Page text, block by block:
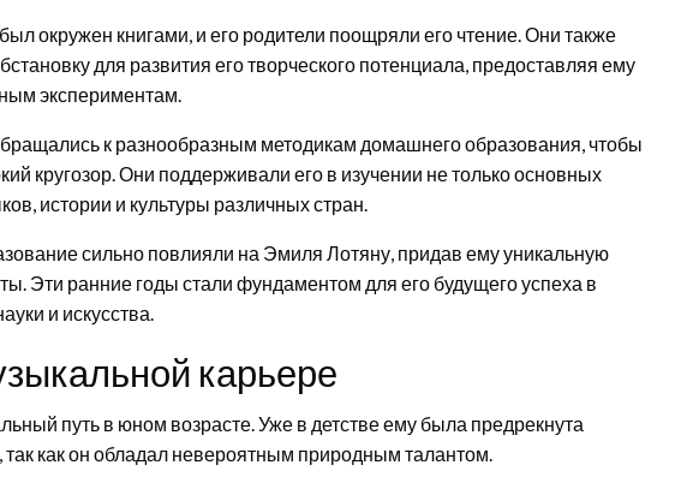
окружен книгами, и его родители поощряли его чтение. Они также
для развития его творческого потенциала, предоставляя ему
экспериментам.
к разнообразным методикам домашнего образования, чтобы
кругозор. Они поддерживали его в изучении не только основных
истории и культуры различных стран.
сильно повлияли на Эмиля Лотяну, придав ему уникальную
Эти ранние годы стали фундаментом для его будущего успеха в
и искусства.
карьере
путь в юном возрасте. Уже в детстве ему была предрекнута
как он обладал невероятным природным талантом.